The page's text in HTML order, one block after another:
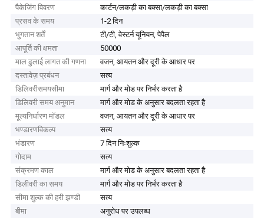
पैकेजिंग विवरण
कार्टन/लकड़ी का बक्सा/लकड़ी का बक्सा
प्रसव के समय
1-2 दिन
भुगतान शर्तें
टी/टी, वेस्टर्न यूनियन, पेपैल
आपूर्ति की क्षमता
50000
माल ढुलाई लागत की गणना
वजन, आयतन और दूरी के आधार पर
दस्तावेज़ प्रबंधन
सत्य
डिलिवरीसमयसीमा
मार्ग और मोड पर निर्भर करता है
डिलिवरी समय अनुमान
मार्ग और मोड के अनुसार बदलता रहता है
मूल्यनिर्धारण मॉडल
वजन, आयतन और दूरी के आधार पर
भण्डारणविकल्प
सत्य
भंडारण
7 दिन निःशुल्क
गोदाम
सत्य
संक्रमण काल
मार्ग और मोड के अनुसार बदलता रहता है
डिलीवरी का समय
मार्ग और मोड पर निर्भर करता है
सीमा शुल्क की हरी झण्डी
सत्य
बीमा
अनुरोध पर उपलब्ध